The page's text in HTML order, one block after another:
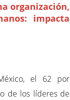
organización,
impacta
el 62 por
de los líderes de